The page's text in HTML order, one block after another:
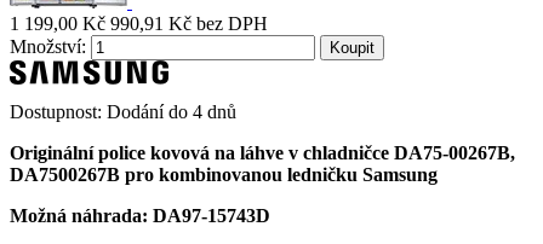
1 199,00 Kč 990,91 Kč bez DPH
Množství:
Dostupnost: Dodání do 4 dnů
Originální police kovová na láhve v chladničce DA75-00267B,
DA7500267B pro kombinovanou ledničku Samsung
Možná náhrada: DA97-15743D